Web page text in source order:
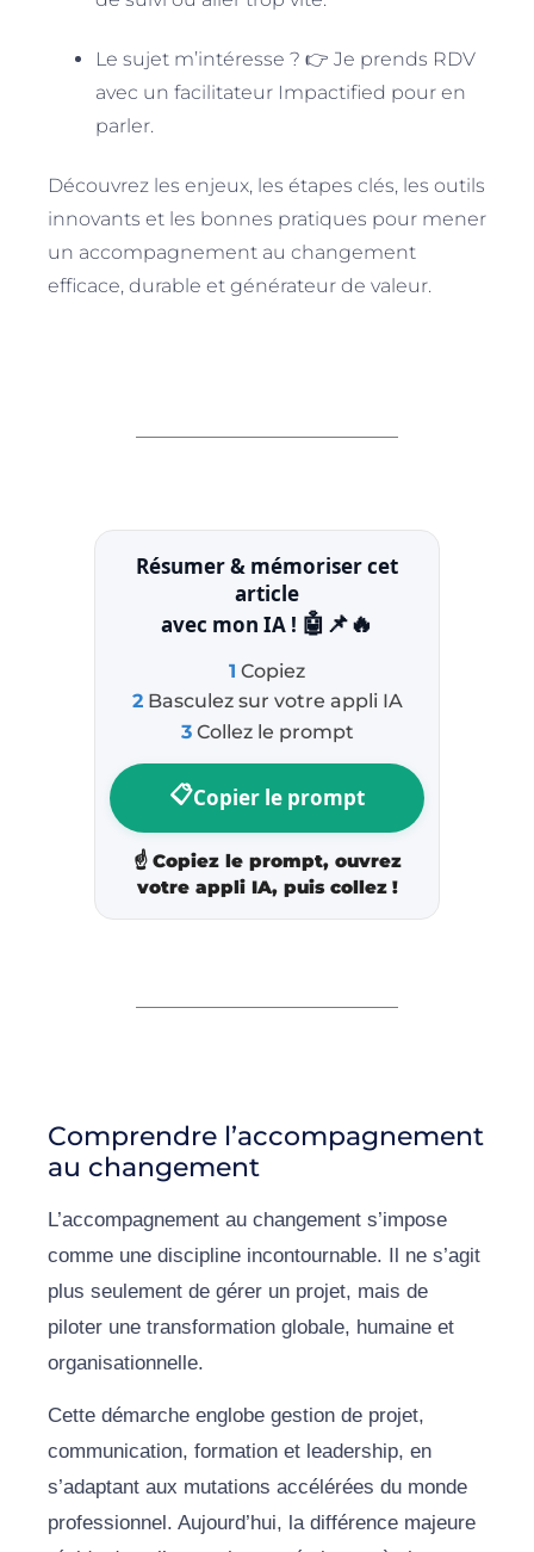
Le sujet m’intéresse ? 👉 Je prends RDV
avec un facilitateur Impactified pour en
parler.
Découvrez les enjeux, les étapes clés, les outils
innovants et les bonnes pratiques pour mener
un accompagnement au changement
efficace, durable et générateur de valeur.
Résumer & mémoriser cet
article
avec mon IA ! 🤖📌🔥
1 Copiez
2 Basculez sur votre appli IA
3 Collez le prompt
📋Copier le prompt
☝️ Copiez le prompt, ouvrez
votre appli IA, puis collez !
Comprendre l’accompagnement
au changement
L’accompagnement au changement s’impose
comme une discipline incontournable. Il ne s’agit
plus seulement de gérer un projet, mais de
piloter une transformation globale, humaine et
organisationnelle.
Cette démarche englobe gestion de projet,
communication, formation et leadership, en
s’adaptant aux mutations accélérées du monde
professionnel. Aujourd’hui, la différence majeure